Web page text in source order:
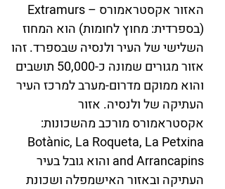
האזור אקסטראמורס – Extramurs
(בספרדית: מחוץ לחומות) הוא המחוז
השלישי של העיר ולנסיה שבספרד. זהו
אזור מגורים שמונה כ-50,000 תושבים
והוא ממוקם מדרום-מערב למרכז העיר
העתיקה של ולנסיה. אזור
אקסטראמורס מורכב מהשכונות:
Botànic, La Roqueta, La Petxina
and Arrancapins והוא גובל בעיר
העתיקה ובאזור האישמפלה ושכונת